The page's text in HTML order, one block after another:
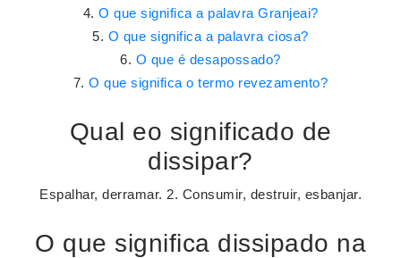
O que significa a palavra Granjeai?
O que significa a palavra ciosa?
O que é desapossado?
O que significa o termo revezamento?
Qual eo significado de
dissipar?
Espalhar, derramar. 2. Consumir, destruir, esbanjar.
O que significa dissipado na